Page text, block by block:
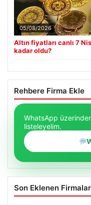
05/08/2026
Altın fiyatları canlı 7
kadar oldu?
Rehbere Firma Ekle
WhatsApp
listeleyelim.
Son Eklenen Firmalar